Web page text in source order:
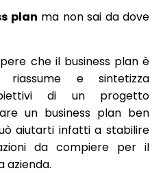
plan ma non sai da dove
che il business plan è
e sintetizza
di un progetto
un business plan ben
aiutarti infatti a stabilire
da compiere per il
azienda.